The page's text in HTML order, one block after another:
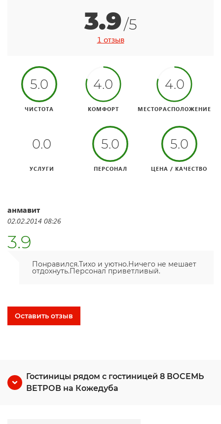
3.9/5
1 отзыв
5.0
ЧИСТОТА
4.0
КОМФОРТ
4.0
МЕСТОРАСПОЛОЖЕНИЕ
0.0
УСЛУГИ
5.0
ПЕРСОНАЛ
5.0
ЦЕНА / КАЧЕСТВО
анмавит
02.02.2014 08:26
3.9
Понравился.Тихо и уютно.Ничего не мешает
отдохнуть.Персонал приветливый.
Оставить отзыв
Гостиницы рядом с гостиницей 8 ВОСЕМЬ
ВЕТРОВ на Кожедуба